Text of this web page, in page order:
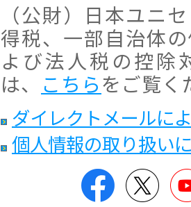
（公財）日本ユニ
得税、一部自治体
よび法人税の控除
は、 こちらをご覧く
ダイレクトメールに
個人情報の取り扱い
Facebook